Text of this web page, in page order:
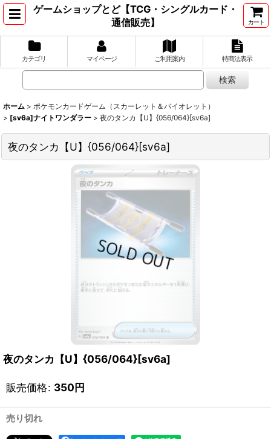
ゲームショップとど【TCG・シングルカード・
通信販売】
カート
カテゴリ マイページ ご利用案内 特商法表示
ホーム > ポケモンカードゲーム（スカーレット＆バイオレット）
> [sv6a]ナイトワンダラー > 夜のタンカ【U】{056/064}[sv6a]
夜のタンカ【U】{056/064}[sv6a]
夜のタンカ【U】{056/064}[sv6a]
販売価格: 350円
売り切れ